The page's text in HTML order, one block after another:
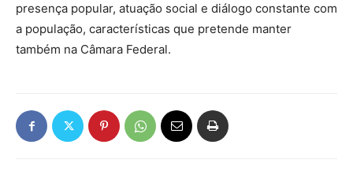
presença popular, atuação social e diálogo constante com
a população, características que pretende manter
também na Câmara Federal.